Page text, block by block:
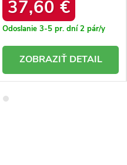
37,60 €
Odoslanie 3-5 pr. dní2 pár/y
DETAIL